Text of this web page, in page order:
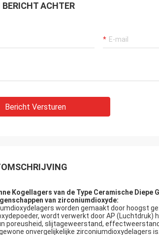
BERICHT ACHTER
Bericht Versturen
Kogellagers van de Type Ceramische Diepe
van zirconiumdioxyde:
worden gemaakt door hoogst
wordt verwerkt door AP
poreusheid, slijtageweerstand,
onvergelijkelijke zirconiumdioxydelagers is.